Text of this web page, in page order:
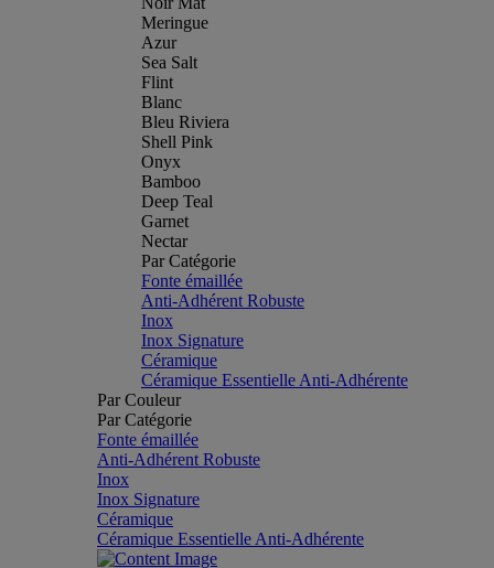
Meringue
Azur
Sea Salt
Flint
Blanc
Bleu Riviera
Shell Pink
Onyx
Bamboo
Deep Teal
Garnet
Nectar
Par Catégorie
Fonte émaillée
Anti-Adhérent Robuste
Inox
Inox Signature
Céramique
Céramique Essentielle Anti-Adhérente
Par Couleur
Par Catégorie
Fonte émaillée
Anti-Adhérent Robuste
Inox
Inox Signature
Céramique
Céramique Essentielle Anti-Adhérente